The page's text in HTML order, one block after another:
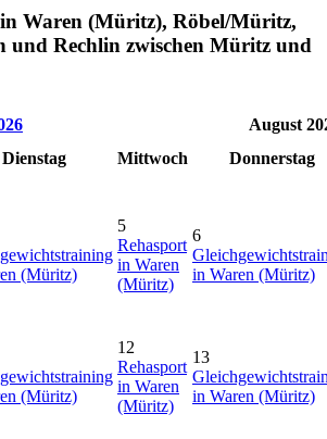
Waren (Müritz), Röbel/Müritz,
und Rechlin zwischen Müritz und
August
Dienstag Mittwoch Donnerstag
(Müritz)
5
Rehasport
in Waren
(Müritz)
6
in Waren (Müritz)
(Müritz)
12
Rehasport
in Waren
(Müritz)
13
in Waren (Müritz)